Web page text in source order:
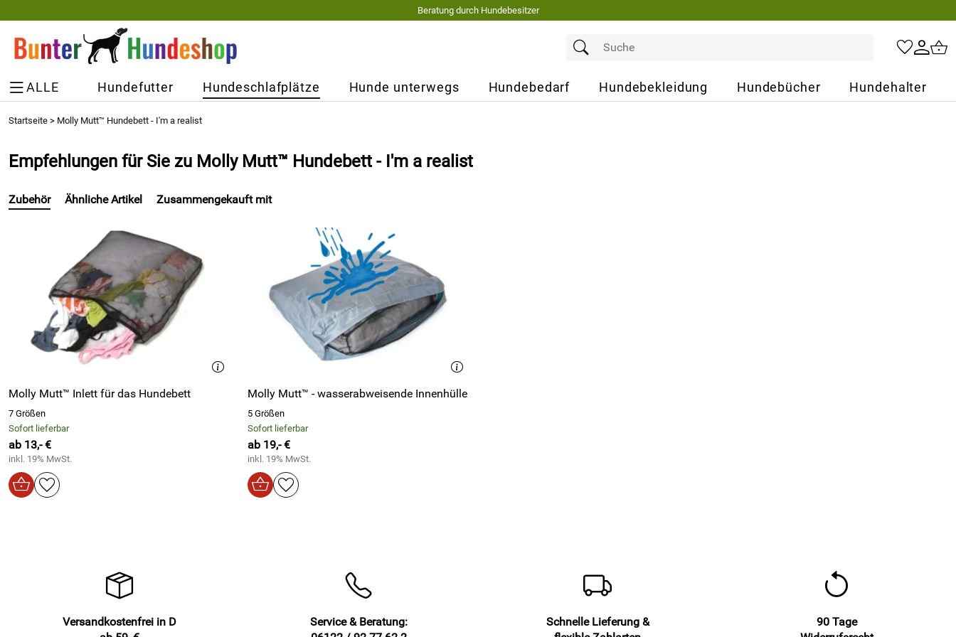
Beratung durch Hundebesitzer
ALLE Hundefutter Hundeschlafplätze Hunde unterwegs Hundebedarf Hundebekleidung Hundebücher Hundehalter
Startseite > Molly Mutt™ Hundebett - I′m a realist
Empfehlungen für Sie zu Molly Mutt™ Hundebett - I′m a realist
Zubehör
Molly Mutt™ Inlett für das Hundebett
7 Größen
Sofort lieferbar
ab 13,- €
inkl. 19% MwSt.
Molly Mutt™ - wasserabweisende Innenhülle
5 Größen
Sofort lieferbar
ab 19,- €
inkl. 19% MwSt.
Ähnliche Artikel Zusammengekauft mit
Versandkostenfrei in D
Service & Beratung:
Schnelle Lieferung &
90 Tage